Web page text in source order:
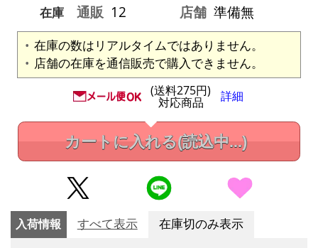
在庫
通販 12 店舗 準備無
在庫の数はリアルタイムではありません。
店舗の在庫を通信販売で購入できません。
(送料275円)
対応商品 詳細
カートに入れる(読込中...)
入荷情報 すべて表示 在庫切のみ表示